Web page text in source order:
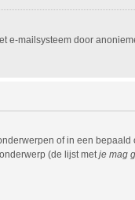
e-mailsysteem door
of in een
(de lijst metje mag